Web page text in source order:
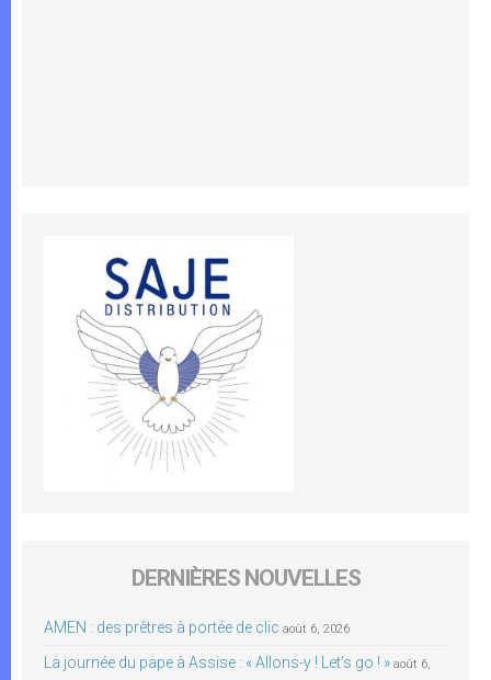
DERNIÈRES NOUVELLES
AMEN : des prêtres à portée de clic août 6, 2026
La journée du pape à Assise : « Allons-y ! Let’s go ! » août 6,